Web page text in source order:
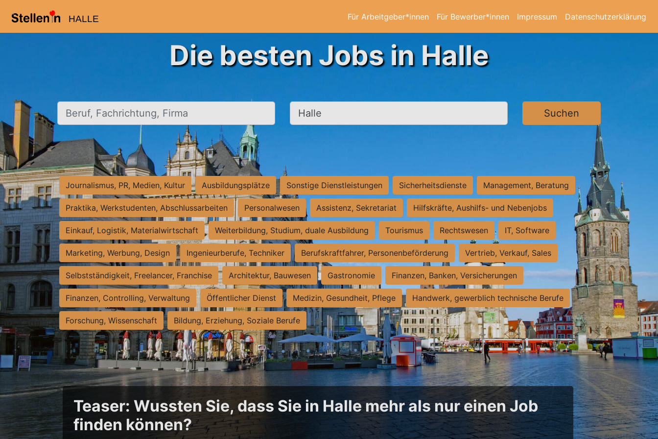
HALLE Für Arbeitgeber*innen Für Bewerber*innen Impressum Datenschutzerklärung
Die besten Jobs in Halle
Beruf, Fachrichtung, Firma Ort, Stadt Suchen
Journalismus, PR, Medien, Kultur Ausbildungsplätze Sonstige Dienstleistungen Sicherheitsdienste Management, Beratung
Praktika, Werkstudenten, Abschlussarbeiten Personalwesen Assistenz, Sekretariat Hilfskräfte, Aushilfs- und Nebenjobs
Einkauf, Logistik, Materialwirtschaft Weiterbildung, Studium, duale Ausbildung Tourismus Rechtswesen IT, Software
Marketing, Werbung, Design Ingenieurberufe, Techniker Berufskraftfahrer, Personenbeförderung Vertrieb, Verkauf, Sales
Selbstständigkeit, Freelancer, Franchise Architektur, Bauwesen Gastronomie Finanzen, Banken, Versicherungen
Finanzen, Controlling, Verwaltung Öffentlicher Dienst Medizin, Gesundheit, Pflege Handwerk, gewerblich technische Berufe
Forschung, Wissenschaft Bildung, Erziehung, Soziale Berufe
Teaser: Wussten Sie, dass Sie in Halle mehr als nur einen Job
finden können?